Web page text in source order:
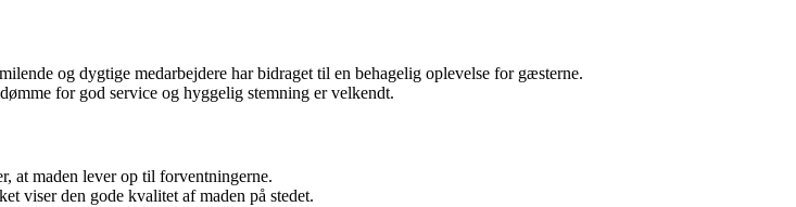
og dygtige medarbejdere har bidraget til en behagelig oplevelse for gæsterne.
for god service og hyggelig stemning er velkendt.
at maden lever op til forventningerne.
viser den gode kvalitet af maden på stedet.